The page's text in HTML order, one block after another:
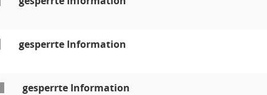
gesperrte Information
gesperrte Information